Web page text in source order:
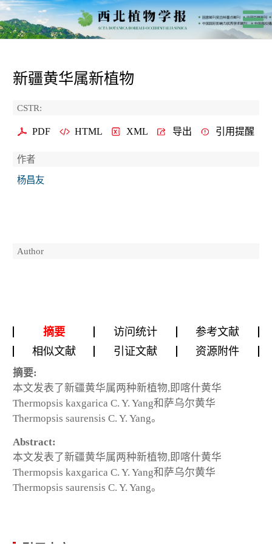
新疆黄华属新植物
CSTR:
PDF HTML XML 导出 引用提醒
作者
杨昌友
Author
摘要 访问统计
参考文献
相似文献
引证文献 资源附件
摘要:
本文发表了新疆黄华属两种新植物,即喀什黄华
Thermopsis kaxgarica C. Y. Yang和萨乌尔黄华
Thermopsis saurensis C. Y. Yang。
Abstract:
本文发表了新疆黄华属两种新植物,即喀什黄华
Thermopsis kaxgarica C. Y. Yang和萨乌尔黄华
Thermopsis saurensis C. Y. Yang。